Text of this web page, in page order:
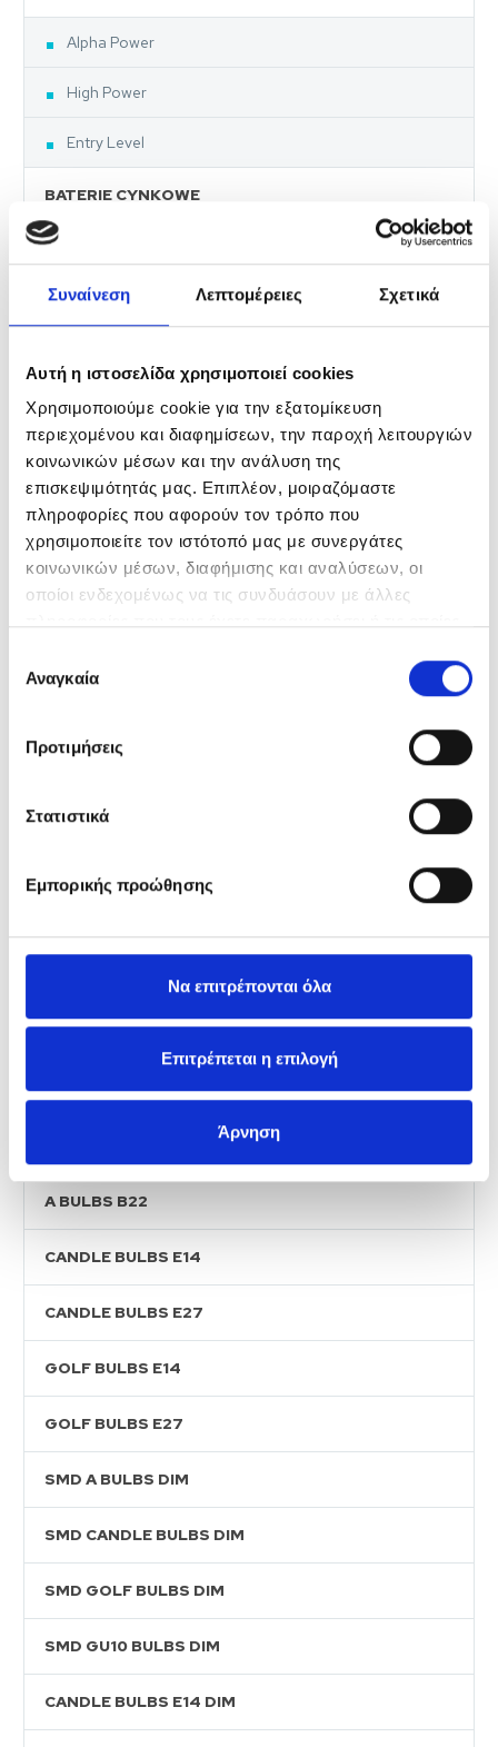
Συναίνεση Λεπτομέρειες Σχετικά
Αυτή η ιστοσελίδα χρησιμοποιεί cookies
Χρησιμοποιούμε cookie για την εξατομίκευση
περιεχομένου και διαφημίσεων, την παροχή λειτουργιών
κοινωνικών μέσων και την ανάλυση της
επισκεψιμότητάς μας. Επιπλέον, μοιραζόμαστε
πληροφορίες που αφορούν τον τρόπο που
χρησιμοποιείτε τον ιστότοπό μας με συνεργάτες
κοινωνικών μέσων, διαφήμισης και αναλύσεων, οι
οποίοι ενδεχομένως να τις συνδυάσουν με άλλες
των υπηρεσιών τους.
συγκατάθεσης
Αναγκαία
Προτιμήσεις
Στατιστικά
Εμπορικής προώθησης
Να επιτρέπονται όλα
Επιτρέπεται η επιλογή
Άρνηση
Alpha Power
High Power
Entry Level
BATERIE CYNKOWE
Heavy Duty
AKUMULATORY DO ŁADOWANIA
AKUMULATORY DO ŁADOWANIA
Chargers
BATERIE SPECJALISTYCZNE
Button Cells
CUSTOMIZED SOLUTIONS
EnergiaNet
SMD CANDLE BULBS
SMD GOLF BULBS
SMD GU10 BULBS
A BULBS B22
CANDLE BULBS E14
CANDLE BULBS E27
GOLF BULBS E14
GOLF BULBS E27
SMD A BULBS DIM
SMD CANDLE BULBS DIM
SMD GOLF BULBS DIM
SMD GU10 BULBS DIM
CANDLE BULBS E14 DIM